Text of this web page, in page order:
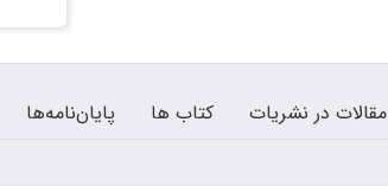
مقالات در نشریات کتاب ها پایان‌نامه‌ها